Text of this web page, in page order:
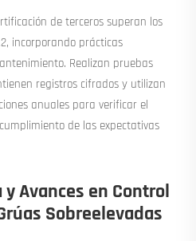
de terceros superan los
incorporando prácticas
Realizan pruebas
registros cifrados y utilizan
anuales para verificar el
de las expectativas
Avances en Control
Sobreelevadas